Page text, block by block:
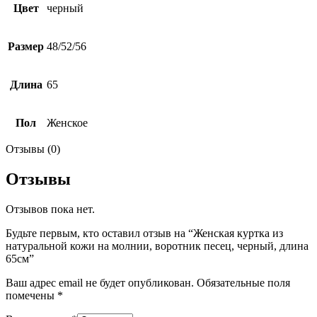
Цвет черный
Размер 48/52/56
Длина 65
Пол Женское
Отзывы (0)
Отзывы
Отзывов пока нет.
Будьте первым, кто оставил отзыв на “Женская куртка из
натуральной кожи на молнии, воротник песец, черный, длина
65см”
Ваш адрес email не будет опубликован. Обязательные поля
помечены *